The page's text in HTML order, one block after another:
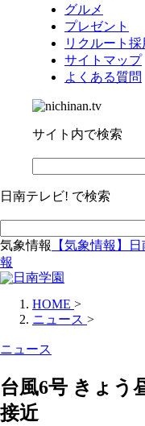
グルメ
プレゼント
リクルート採
サイトマップ
よくある質問
サイト内で検索
日南テレビ! で検索
気象情報
【気象情報】
報
HOME >
ニュース >
ニュース
台風6号 きょう
接近